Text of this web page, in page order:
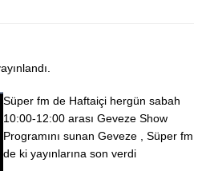
Süper fm de Haftaiçi hergün sabah
10:00-12:00 arası Geveze Show
Programını sunan Geveze , Süper fm
de ki yayınlarına son verdi